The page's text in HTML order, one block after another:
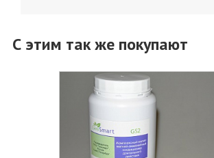
С этим так же покупают